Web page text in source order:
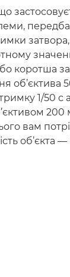
затвора,
коротша
об’єктива
1/50 с
вам
об’єкта